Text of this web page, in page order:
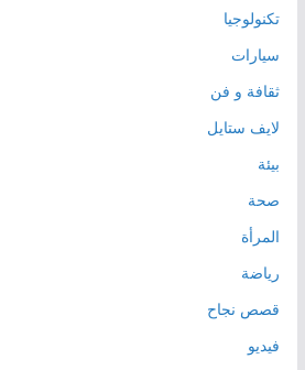
تكنولوجيا
سيارات
ثقافة و فن
لايف ستايل
بيئة
صحة
المرأة
رياضة
قصص نجاح
فيديو